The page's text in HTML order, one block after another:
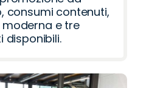
consumi contenuti,
e tre
disponibili.